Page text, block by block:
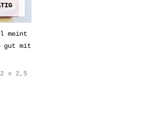
meint
gut mit
x 2,5